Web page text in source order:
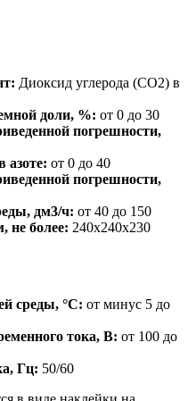
Диоксид углерода (СО2) в
доли, %: от 0 до 30
погрешности,
азоте: от 0 до 40
погрешности,
дм3/ч: от 40 до 150
не более: 240x240x230
среды, °С: от минус 5 до
тока, В: от 100 до
Гц: 50/60